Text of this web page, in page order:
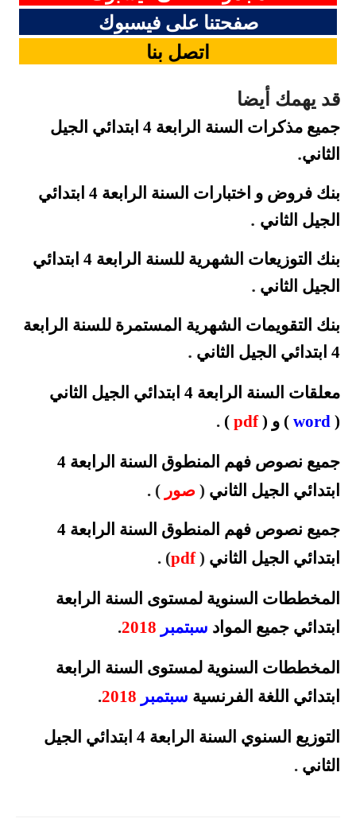
صفحتنا على فيسبوك
اتصل بنا
قد يهمك أيضا
جميع مذكرات السنة الرابعة 4 ابتدائي الجيل
الثاني.
بنك فروض و اختبارات السنة الرابعة 4 ابتدائي
الجيل الثاني .
بنك التوزيعات الشهرية للسنة الرابعة 4 ابتدائي
الجيل الثاني .
بنك التقويمات الشهرية المستمرة للسنة الرابعة
4 ابتدائي الجيل الثاني
.
معلقات السنة الرابعة 4 ابتدائي الجيل الثاني
(
word ) و (pdf
)
.
جميع نصوص فهم المنطوق السنة الرابعة 4
ابتدائي الجيل الثاني ( صور )
.
جميع نصوص فهم المنطوق السنة الرابعة 4
ابتدائي الجيل الثاني (
pdf
)
.
المخططات السنوية لمستوى السنة الرابعة
ابتدائي جميع المواد سبتمبر 2018
.
المخططات السنوية لمستوى السنة الرابعة
ابتدائي اللغة الفرنسية سبتمبر 2018
.
التوزيع السنوي السنة الرابعة 4 ابتدائي الجيل
الثاني .